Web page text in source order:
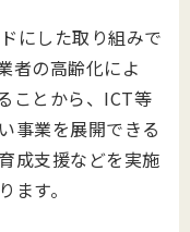
にした取り組みで
者の高齢化によ
ことから、ICT等
事業を展開できる
成支援などを実施
す。